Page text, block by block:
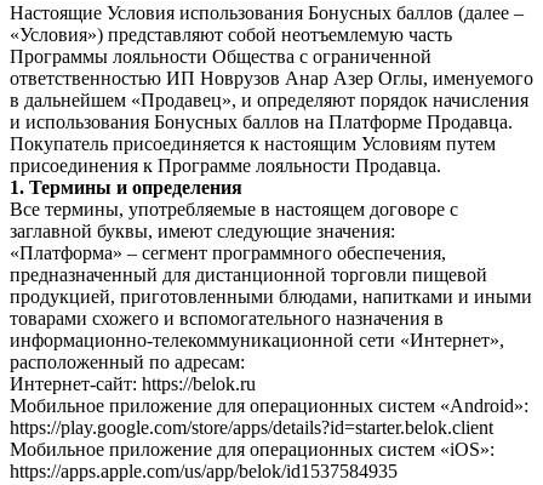
Настоящие Условия использования Бонусных баллов (далее –
«Условия») представляют собой неотъемлемую часть
Программы лояльности Общества с ограниченной
ответственностью ИП Новрузов Анар Азер Оглы, именуемого
в дальнейшем «Продавец», и определяют порядок начисления
и использования Бонусных баллов на Платформе Продавца.
Покупатель присоединяется к настоящим Условиям путем
присоединения к Программе лояльности Продавца.
1. Термины и определения
Все термины, употребляемые в настоящем договоре с
заглавной буквы, имеют следующие значения:
«Платформа» – сегмент программного обеспечения,
предназначенный для дистанционной торговли пищевой
продукцией, приготовленными блюдами, напитками и иными
товарами схожего и вспомогательного назначения в
информационно-телекоммуникационной сети «Интернет»,
расположенный по адресам:
Интернет-сайт: https://belok.ru
Мобильное приложение для операционных систем «Android»:
https://play.google.com/store/apps/details?id=starter.belok.client
Мобильное приложение для операционных систем «iOS»:
https://apps.apple.com/us/app/belok/id1537584935